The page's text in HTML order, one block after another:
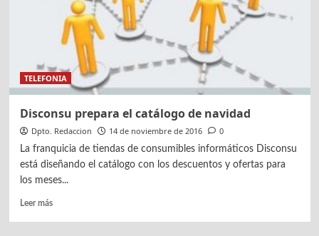
TELEFONIA
Disconsu prepara el catálogo de navidad
Dpto. Redaccion 14 de noviembre de 2016 0
La franquicia de tiendas de consumibles informáticos Disconsu
está diseñando el catálogo con los descuentos y ofertas para
los meses...
Leer másLeer